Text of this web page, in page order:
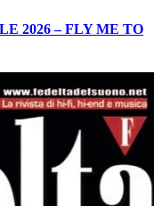
2026 – FLY ME TO